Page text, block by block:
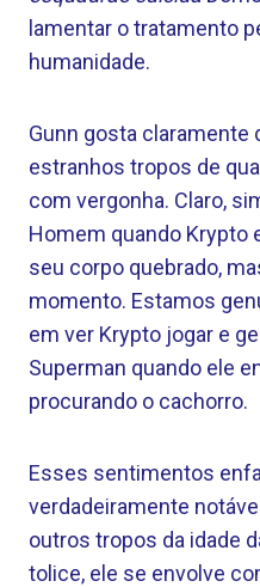
lamentar o tratamento
humanidade.
Gunn gosta claramente
estranhos tropos de
com vergonha. Claro,
Homem quando Krypto
seu corpo quebrado,
momento. Estamos
em ver Krypto jogar e
Superman quando ele
procurando o cachorro.
Esses sentimentos
verdadeiramente
outros tropos da idade
tolice, ele se envolve